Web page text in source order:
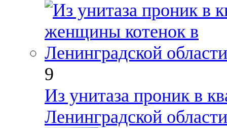
9
Из унитаза проник в
Ленинградской области